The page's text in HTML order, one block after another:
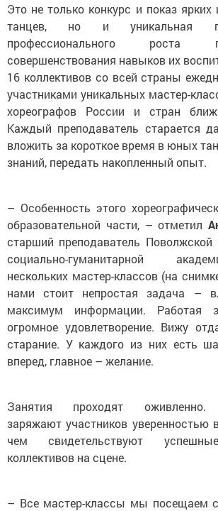
Это не только конкурс и показ
танцев, но и уникальная
профессионального роста
совершенствования навыков их
16 коллективов со всей страны
участниками уникальных мастер-
хореографов России и стран
Каждый преподаватель старается
вложить за короткое время в юных
знаний, передать накопленный опыт.
– Особенность этого
образовательной части, – отметил
старший преподаватель Поволжской
социально-гуманитарной
нескольких мастер-классов (на
нами стоит непростая задача –
максимум информации. Работая
огромное удовлетворение. Вижу
старание. У каждого из них есть
вперед, главное – желание.
Занятия проходят оживленно.
заряжают участников уверенностью
чем свидетельствуют
коллективов на сцене.
– Все мастер-классы мы посещаем